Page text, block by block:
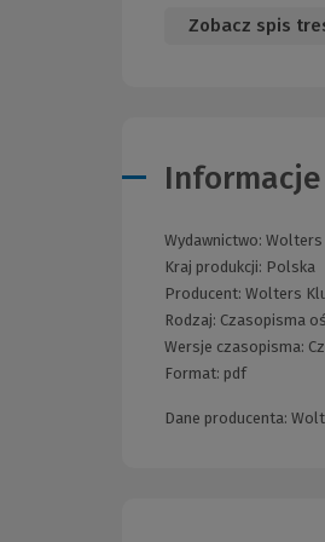
Zobacz spis
Informacje
Wydawnictwo: Wolters
Kraj produkcji: Polska
Producent: Wolters
Rodzaj: Czasopisma
Wersje czasopisma:
Format: pdf
Dane producenta: